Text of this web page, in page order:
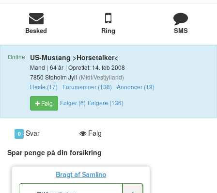
Besked Ring SMS
Online US-Mustang >Horsetalker<
Mand | 64 år | Oprettet: 14. feb 2008
7850 Stoholm Jyll (Midt/Vestjylland)
Heste (17)
Forumemner (138)
Annoncer (19)
Følg
Følger (6) Følgere (136)
0 Svar
Følg
Spar penge på din forsikring